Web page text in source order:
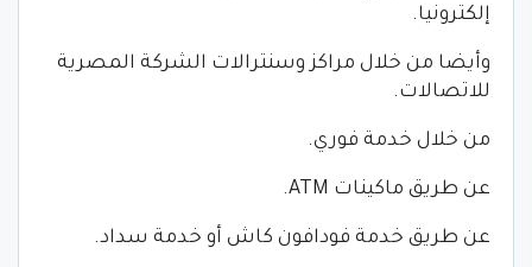
إلكترونيا.
وأيضا من خلال مراكز وسنترالات الشركة المصرية
للاتصالات.
من خلال خدمة فوري.
عن طريق ماكينات ATM.
عن طريق خدمة فودافون كاش أو خدمة سداد.